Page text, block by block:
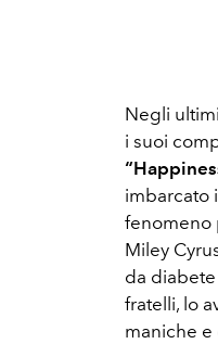
Negli
i suoi
imbarcato
fenomeno
Miley
da
fratelli, lo
maniche e